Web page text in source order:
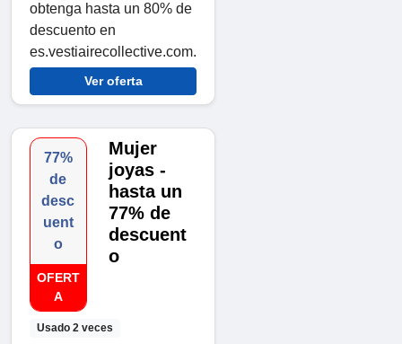
obtenga hasta un 80% de
descuento en
es.vestiairecollective.com.
Ver oferta
77%
de
desc
uent
o
OFERT
A
Usado 2 veces
Mujer
joyas -
hasta un
77% de
descuent
o